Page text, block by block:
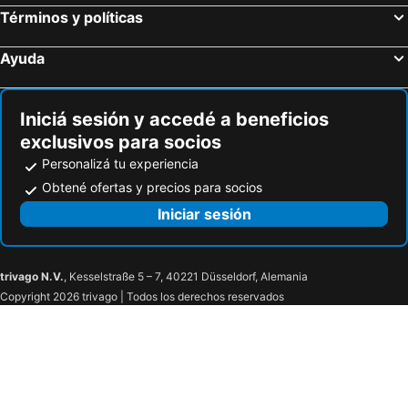
Términos y políticas
Ayuda
Iniciá sesión y accedé a beneficios
exclusivos para socios
Personalizá tu experiencia
Obtené ofertas y precios para socios
Iniciar sesión
trivago N.V., Kesselstraße 5 – 7, 40221 Düsseldorf, Alemania
Copyright 2026 trivago | Todos los derechos reservados